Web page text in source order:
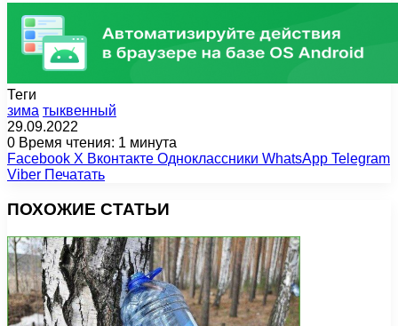
Теги
зима тыквенный
29.09.2022
0 Время чтения: 1 минута
Facebook X Вконтакте Одноклассники WhatsApp Telegram
Viber Печатать
ПОХОЖИЕ СТАТЬИ